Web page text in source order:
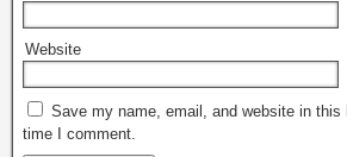
Website
Save my name, email, and website in this
time I comment.